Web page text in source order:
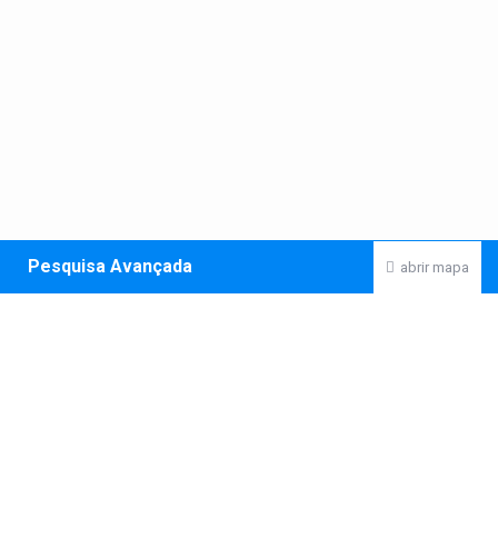
abrir mapa
Pesquisa Avançada